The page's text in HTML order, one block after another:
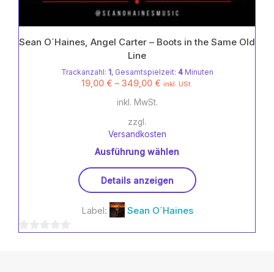
Sean O´Haines, Angel Carter – Boots in the Same Old
Line
Trackanzahl: 1, Gesamtspielzeit: 4Minuten
19,00 € – 349,00 € inkl. USt.
inkl. MwSt.
zzgl.
Versandkosten
Ausführung wählen
Produkt
mehrere
Details anzeigen
Label: Sean O´Haines